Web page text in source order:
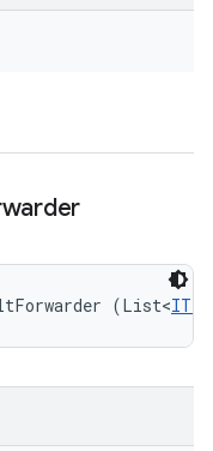
(List<